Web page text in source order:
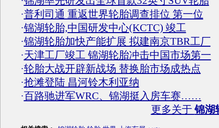
·普利司通 重返世界轮胎调查排位 第一位
·锦湖轮胎,中国研发中心(KCTC) 竣工
·锦湖轮胎加快产能扩展 拟建南京TBR工厂
·天津工厂竣工 锦湖轮胎冲击中国市场第一
·轮胎大战开辟新战场 替换胎市场成热点
·抢滩登陆 昌河铃木利亚纳
·百路驰进军WRC、锦湖挺入房车赛……
更多关于锦湖